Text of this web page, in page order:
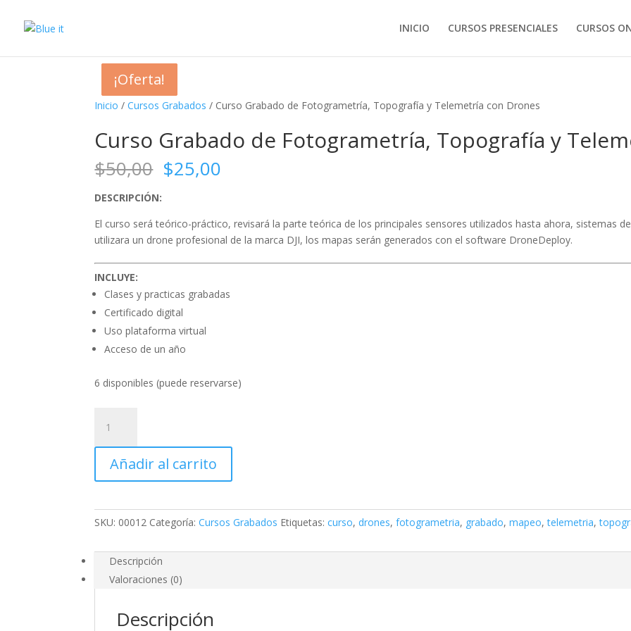
INICIO CURSOS PRESENCIALES CURSOS
Inicio /Cursos Grabados / Curso Grabado de Fotogrametría, Topografía y Telemetría con Drones
¡Oferta!
Curso Grabado de Fotogrametría, Topografía y
$50,00 El
precio
era:
$50,00.
$25,00
es:
$25,00.
DESCRIPCIÓN:
El curso será teórico-práctico, revisará la parte teórica de los principales sensores utilizados hasta ahora, sistemas
utilizara un drone profesional de la marca DJI, los mapas serán generados con el software DroneDeploy.
INCLUYE:
Clases y practicas grabadas
Certificado digital
Uso plataforma virtual
Acceso de un año
6 disponibles (puede reservarse)
Grabado
de
Fotogrametría,
Topografía
Telemetría
con
cantidad
Añadir al carrito
SKU: 00012 Categoría:Cursos Grabados Etiquetas:curso,drones,fotogrametria, grabado,mapeo,telemetria,
Descripción
Valoraciones (0)
Descripción
¡Oferta!
¡Oferta!
¡Oferta!